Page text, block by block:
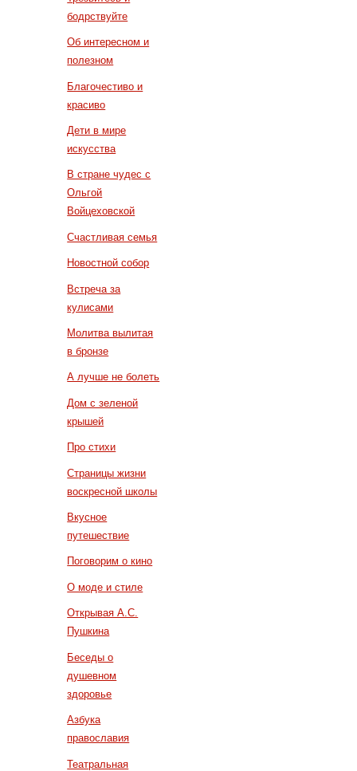
бодрствуйте
Об интересном и
полезном
Благочестиво и
красиво
Дети в мире
искусства
В стране чудес с
Ольгой
Войцеховской
Счастливая семья
Новостной собор
Встреча за
кулисами
Молитва вылитая
в бронзе
А лучше не болеть
Дом с зеленой
крышей
Про стихи
Страницы жизни
воскресной школы
Вкусное
путешествие
Поговорим о кино
О моде и стиле
Открывая А.С.
Пушкина
Беседы о
душевном
здоровье
Азбука
православия
Театральная